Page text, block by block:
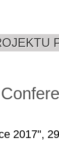
2017",